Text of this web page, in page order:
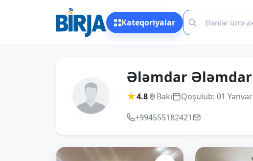
Kateqoriyalar
Ələmdar Ələmdar
★4.8 Bakı
Qoşulub: 01 Yanvar
+994555182421